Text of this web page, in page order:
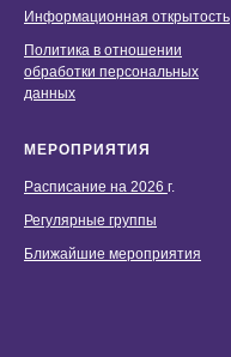
Информационная открытость
Политика в отношении
обработки персональных
данных
МЕРОПРИЯТИЯ
Расписание на 2026 г.
Регулярные группы
Ближайшие мероприятия